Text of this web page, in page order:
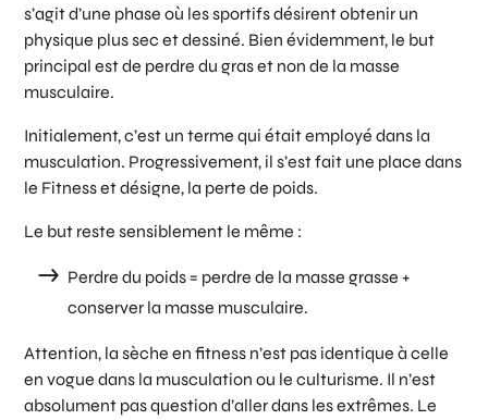
s’agit d’une phase où les sportifs désirent obtenir un
physique plus sec et dessiné. Bien évidemment, le but
principal est de perdre du gras et non de la masse
musculaire.
Initialement, c’est un terme qui était employé dans la
musculation. Progressivement, il s’est fait une place dans
le Fitness et désigne, la perte de poids.
Le but reste sensiblement le même :
Perdre du poids = perdre de la masse grasse +
conserver la masse musculaire.
Attention, la sèche en fitness n’est pas identique à celle
en vogue dans la musculation ou le culturisme. Il n’est
absolument pas question d’aller dans les extrêmes. Le